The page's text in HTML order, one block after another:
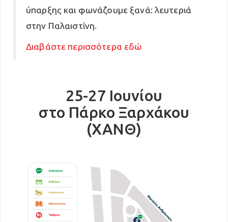
ύπαρξης και φωνάζουμε ξανά: λευτεριά
στην Παλαιστίνη.
Διαβάστε περισσότερα εδώ
25-27 Ιουνίου
στο Πάρκο Ξαρχάκου
(ΧΑΝΘ)